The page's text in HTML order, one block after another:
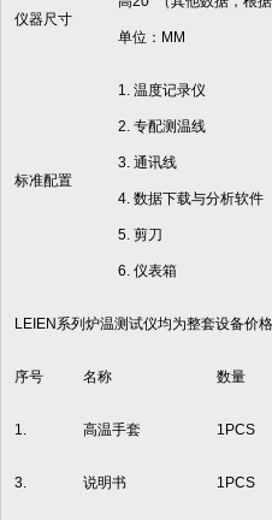
仪器尺寸
单位：MM
标准配置
1. 温度记录仪
2. 专配测温线
3. 通讯线
4. 数据下载与分析软件
5. 剪刀
6. 仪表箱
LEIEN系列炉温测试仪均为整套设备价
序号 名称 数量
1. 高温手套 1PCS
3. 说明书 1PCS